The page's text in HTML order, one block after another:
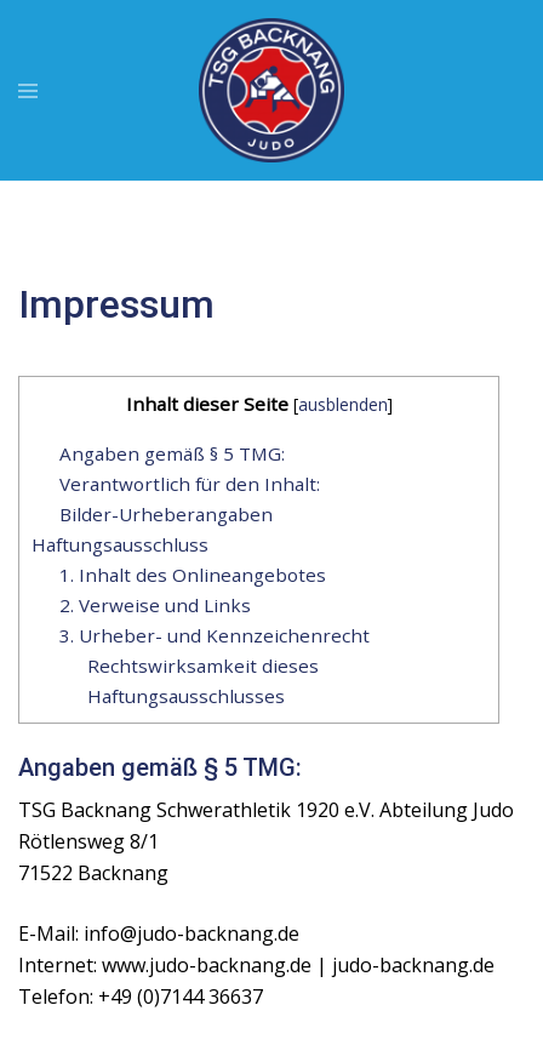
springen
Menü
umschalten
Impressum
Inhalt dieser Seite [ausblenden]
Angaben gemäß § 5 TMG:
Verantwortlich für den Inhalt:
Bilder-Urheberangaben
Haftungsausschluss
1. Inhalt des Onlineangebotes
2. Verweise und Links
3. Urheber- und Kennzeichenrecht
Rechtswirksamkeit dieses
Haftungsausschlusses
Angaben gemäß § 5 TMG:
TSG Backnang Schwerathletik 1920 e.V. Abteilung Judo
Rötlensweg 8/1
71522 Backnang
E-Mail: info@judo-backnang.de
Internet: www.judo-backnang.de | judo-backnang.de
Telefon: +49 (0)7144 36637